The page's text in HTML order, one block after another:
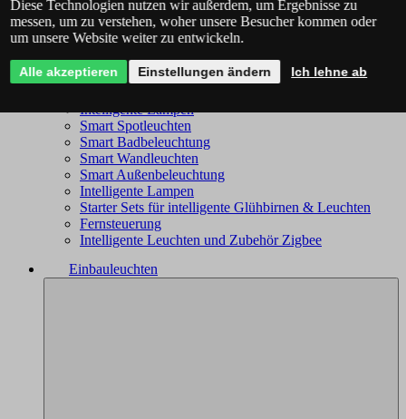
Philips Hue - das komplette Angebot
Immax NEO - komplettes Sortiment
Trio Wiz - das komplette Angebot
Smart Kronleuchter
Smart Deckenleuchten
Intelligente Lampen
Smart Spotleuchten
Smart Badbeleuchtung
Smart Wandleuchten
Smart Außenbeleuchtung
Intelligente Lampen
Starter Sets für intelligente Glühbirnen & Leuchten
Fernsteuerung
Intelligente Leuchten und Zubehör Zigbee
Einbauleuchten
Diese Technologien nutzen wir außerdem, um Ergebnisse zu
messen, um zu verstehen, woher unsere Besucher kommen oder
um unsere Website weiter zu entwickeln.
Alle akzeptieren Einstellungen ändern Ich lehne ab